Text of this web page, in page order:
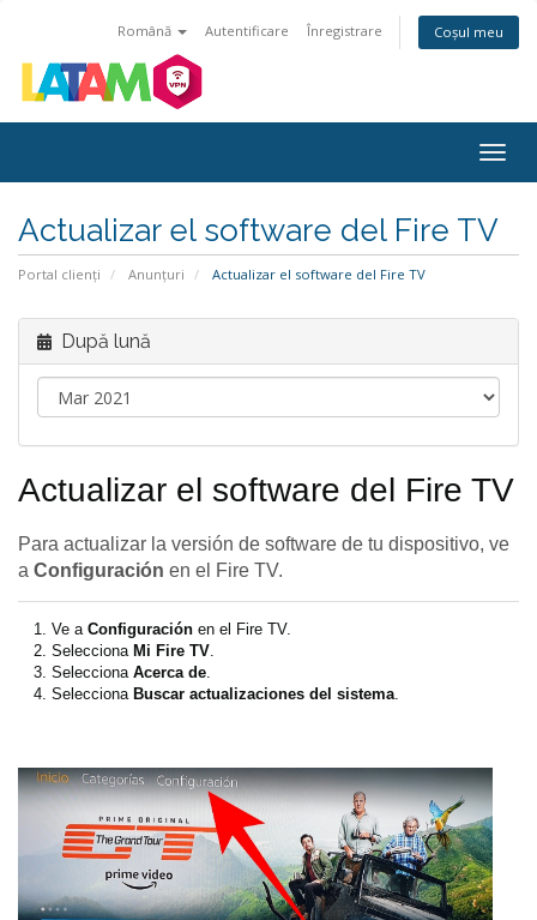
Română Autentificare Înregistrare Coșul meu
Actualizar el software del Fire TV
Portal clienți Anunțuri Actualizar el software del Fire TV
După lună
Actualizar el software del Fire TV
Para actualizar la versión de software de tu dispositivo, ve
a Configuración en el Fire TV.
Ve a Configuración en el Fire TV.
Selecciona Mi Fire TV
Selecciona Acerca de
Selecciona Buscar actualizaciones del sistema